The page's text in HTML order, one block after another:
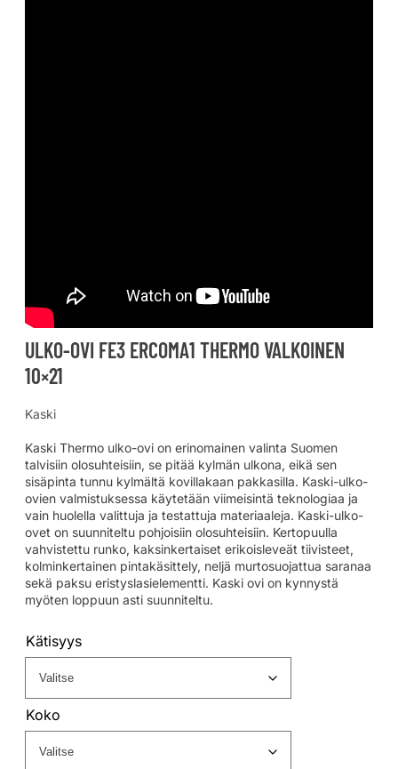
ULKO-OVI FE3 ERCOMA1 THERMO VALKOINEN
10×21
Kaski
Kaski Thermo ulko-ovi on erinomainen valinta Suomen
talvisiin olosuhteisiin, se pitää kylmän ulkona, eikä sen
sisäpinta tunnu kylmältä kovillakaan pakkasilla. Kaski-ulko-
ovien valmistuksessa käytetään viimeisintä teknologiaa ja
vain huolella valittuja ja testattuja materiaaleja. Kaski-ulko-
ovet on suunniteltu pohjoisiin olosuhteisiin. Kertopuulla
vahvistettu runko, kaksinkertaiset erikoisleveät tiivisteet,
kolminkertainen pintakäsittely, neljä murtosuojattua saranaa
sekä paksu eristyslasielementti. Kaski ovi on kynnystä
myöten loppuun asti suunniteltu.
Kätisyys
Koko